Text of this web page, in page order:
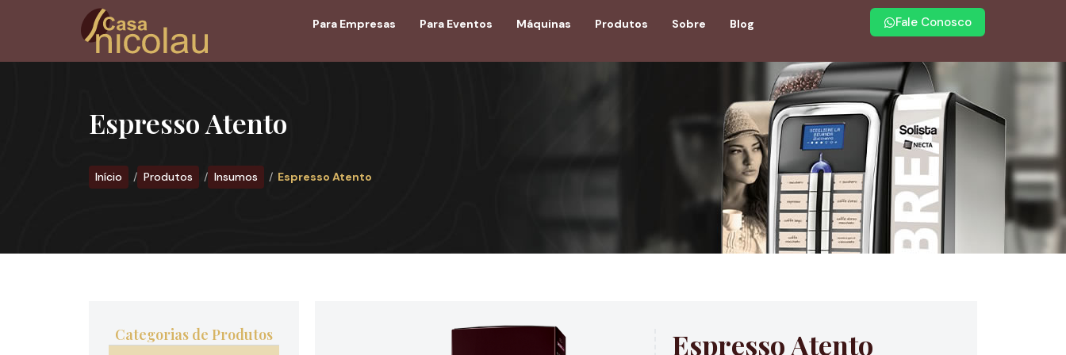
Para Empresas Para Eventos Máquinas Produtos Sobre Blog Fale Conosco
Espresso Atento
Início Produtos Insumos Espresso Atento
Categorias de Produtos
Espresso Atento